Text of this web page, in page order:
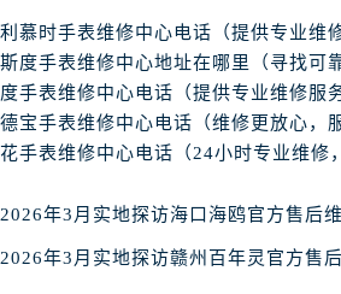
石家庄市长安区中山东路39号
西安市碑林区南关正街88号华侨
海口市龙华区金贸东路5号海口
唐山市路南区新华东道100号万
内蒙古自治区呼和浩特市玉泉区
2026年3月实地探访海口海鸥官方售后
2026年3月实地探访赣州百年灵官方售